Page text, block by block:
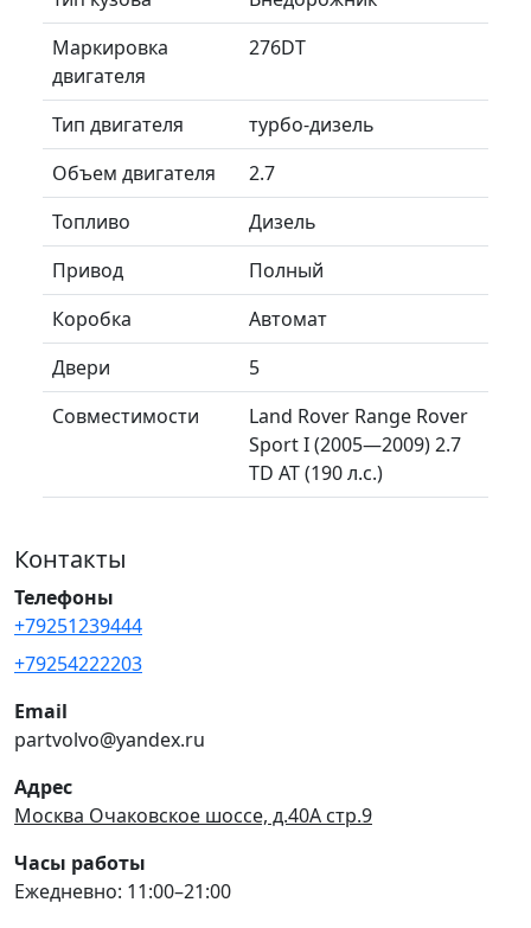
Маркировка
двигателя
276DT
Тип двигателя
турбо-дизель
Объем двигателя
2.7
Топливо
Дизель
Привод
Полный
Коробка
Автомат
Двери
5
Совместимости
Land Rover Range Rover
Sport I (2005—2009) 2.7
TD AT (190 л.с.)
Контакты
Телефоны
+79251239444
+79254222203
Email
partvolvo@yandex.ru
Адрес
Москва Очаковское шоссе, д.40А стр.9
Часы работы
Ежедневно: 11:00–21:00